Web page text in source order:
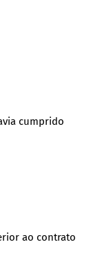
cumprido
ao contrato